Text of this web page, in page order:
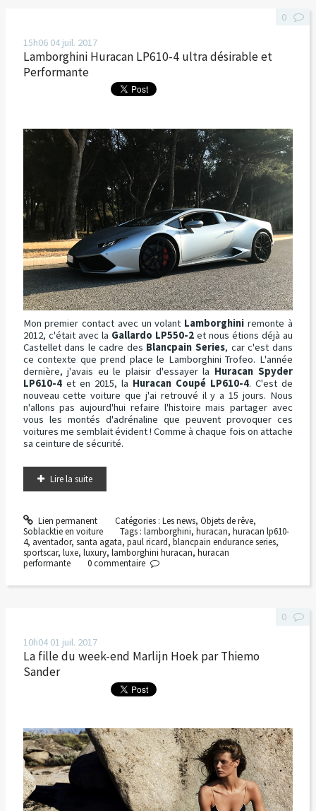
15h06 04 juil. 2017
Lamborghini Huracan LP610-4 ultra désirable et
Performante
Mon premier contact avec un volant Lamborghini remonte à
2012, c'était avec la Gallardo LP550-2et nous étions déjà au
Castellet dans le cadre des Blancpain Series, car c'est dans
ce contexte que prend place le Lamborghini Trofeo. L'année
dernière, j'avais eu le plaisir d'essayer la Huracan Spyder
LP610-4et en 2015, la Huracan Coupé LP610-4. C'est de
nouveau cette voiture que j'ai retrouvé il y a 15 jours. Nous
n'allons pas aujourd'hui refaire l'histoire mais partager avec
vous les montés d'adrénaline que peuvent provoquer ces
voitures me semblait évident ! Comme à chaque fois on attache
sa ceinture de sécurité.
Lire la suite
Lien permanent Catégories : Les news, Objets de rêve,
Soblacktie en voiture
Tags :lamborghini,huracan,huracan lp610-
4, aventador, santa agata, paul ricard, blancpain endurance series,
sportscar, luxe, luxury, lamborghini huracan, huracan
performante
0
0commentaire
10h04 01 juil. 2017
La fille du week-end Marlijn Hoek par Thiemo
Sander
0